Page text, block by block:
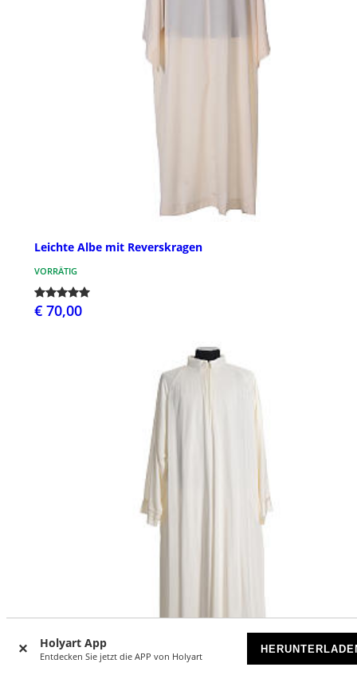
Holyart App
Entdecken Sie jetzt die APP von Holyart
Leichte Albe mit Reverskragen
VORRÄTIG
€ 70,00